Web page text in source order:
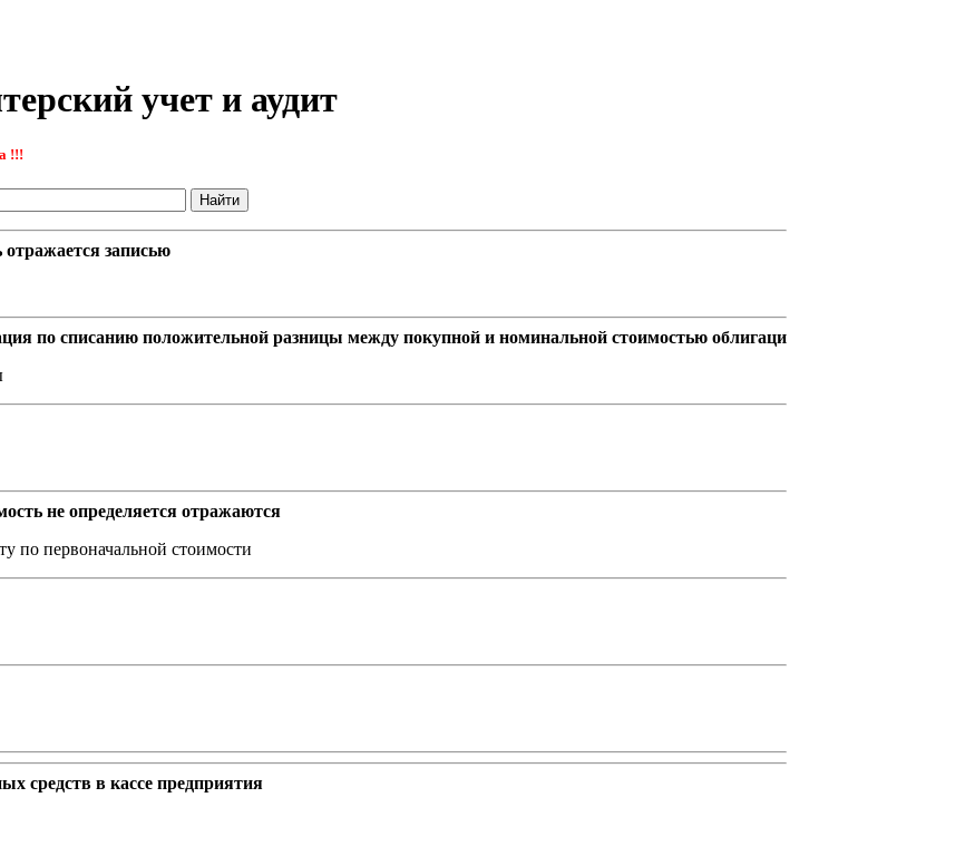
учет и аудит
!!!
записью
по списанию положительной разницы между покупной и номинальной стоимостью облигаци
не определяется отражаются
по первоначальной стоимости
средств в кассе предприятия